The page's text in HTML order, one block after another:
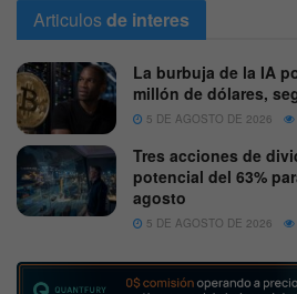
Articulosde interes
La burbuja de la IA
millón de dólares,
5 DE AGOSTO DE 2026
Tres acciones de
potencial del 63%
agosto
5 DE AGOSTO DE 2026